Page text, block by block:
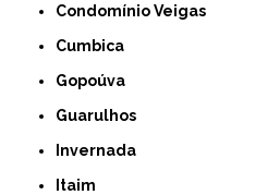
Condomínio Veigas
Cumbica
Gopoúva
Guarulhos
Invernada
Itaim